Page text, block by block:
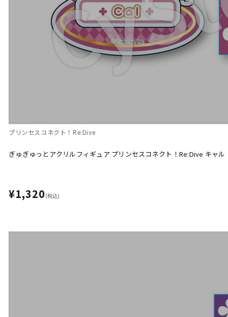
プリンセスコネクト！Re:Dive
ぎゅぎゅっとアクリルフィギュア プリンセスコネクト！Re:Dive キャル
¥1,320 (税込)